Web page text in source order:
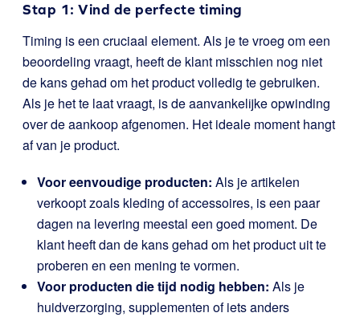
Stap 1: Vind de perfecte timing
Timing is een cruciaal element. Als je te vroeg om een
beoordeling vraagt, heeft de klant misschien nog niet
de kans gehad om het product volledig te gebruiken.
Als je het te laat vraagt, is de aanvankelijke opwinding
over de aankoop afgenomen. Het ideale moment hangt
af van je product.
Voor eenvoudige producten: Als je artikelen
verkoopt zoals kleding of accessoires, is een paar
dagen na levering meestal een goed moment. De
klant heeft dan de kans gehad om het product uit te
proberen en een mening te vormen.
Voor producten die tijd nodig hebben: Als je
huidverzorging, supplementen of iets anders